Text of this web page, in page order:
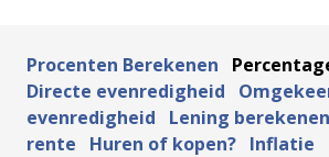
Procenten Berekenen
Directe evenredigheid
evenredigheid
Lening berekenen
rente
Huren of kopen? Inflatie